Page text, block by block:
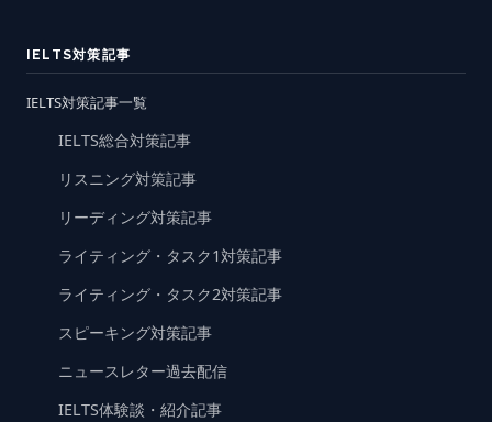
IELTS対策記事
IELTS対策記事一覧
IELTS総合対策記事
リスニング対策記事
リーディング対策記事
ライティング・タスク1対策記事
ライティング・タスク2対策記事
スピーキング対策記事
ニュースレター過去配信
IELTS体験談・紹介記事